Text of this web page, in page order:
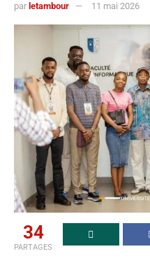
par letambour 11 mai 2026
34
PARTAGES